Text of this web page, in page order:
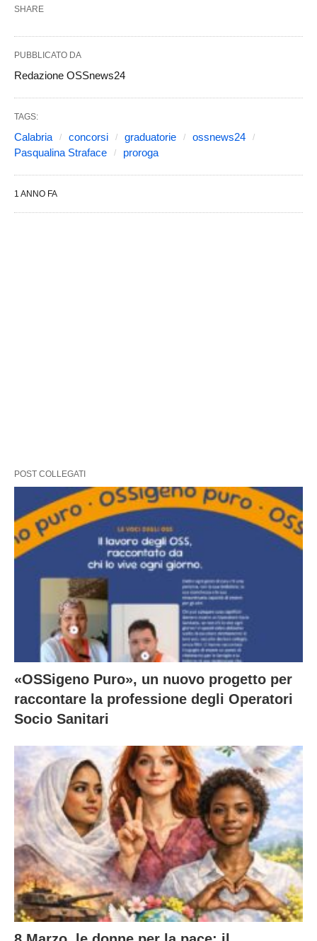
SHARE
PUBBLICATO DA
Redazione OSSnews24
TAGS:
Calabria concorsi graduatorie
ossnews24
Pasqualina Straface
proroga
1 ANNO FA
POST COLLEGATI
«OSSigeno Puro», un nuovo progetto per
raccontare la professione degli Operatori
Socio Sanitari